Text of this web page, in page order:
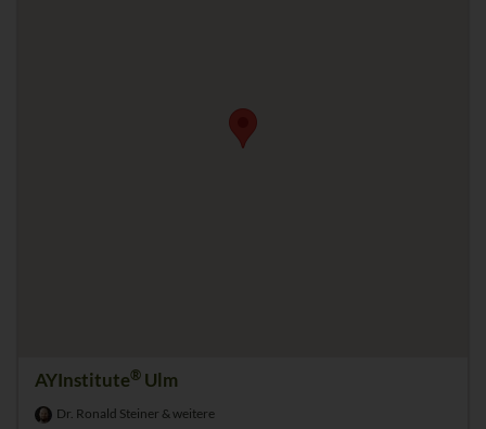
AYInstitute® Ulm
Dr. Ronald Steiner & weitere